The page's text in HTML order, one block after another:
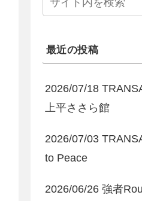
最近の投稿
2026/07/18
上平ささら館
2026/07/03
to Peace
2026/06/26 強者